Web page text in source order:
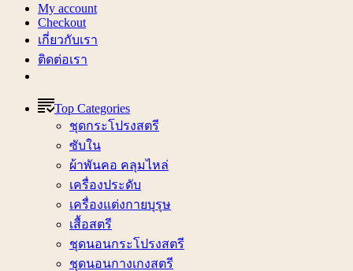
My account
Checkout
เกี่ยวกับเรา
ติดต่อเรา
Top Categories
ชุดกระโปรงสตรี
ซับใน
ผ้าพันคอ คลุมไหล่
เครื่องประดับ
เครื่องแต่งกายบุรุษ
เสื้อสตรี
ชุดนอนกระโปรงสตรี
ชุดนอนกางเกงสตรี